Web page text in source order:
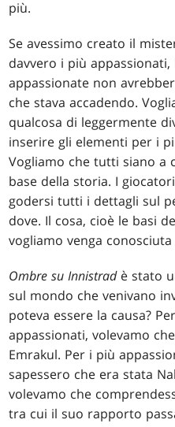
più.
Se avessimo creato il
davvero i più
appassionate non
che stava accadendo.
qualcosa di leggermente
inserire gli elementi per i
Vogliamo che tutti siano a
base della storia. I
godersi tutti i dettagli sul
dove. Il cosa, cioè le basi
vogliamo venga
Ombre su Innistradè stato
sul mondo che venivano
poteva essere la causa?
appassionati, volevamo
Emrakul. Per i più
sapessero che era stata
volevamo che
tra cui il suo rapporto